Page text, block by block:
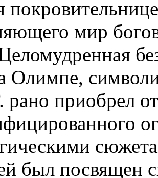
мир
Олимпе,
рано приобрел
был посвящен